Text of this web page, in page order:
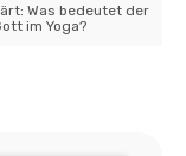
Was bedeutet der
im Yoga?